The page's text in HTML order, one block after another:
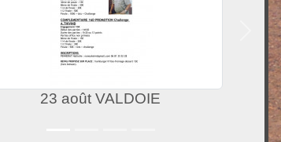
23 août VALDOIE